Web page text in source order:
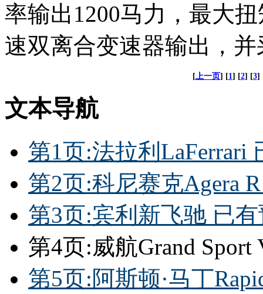
率输出1200马力，最大
速双离合变速器输出，
[上一页] [1] [2] [3]
文本导航
第1页:法拉利LaFerrari
第2页:科尼赛克Agera
第3页:宾利新飞驰 已
第4页:威航Grand Sport
第5页:阿斯顿·马丁